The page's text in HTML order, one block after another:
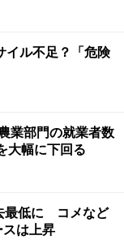
イル不足？「危険
業部門の就業者数
大幅に下回る
最低に コメなど
スは上昇